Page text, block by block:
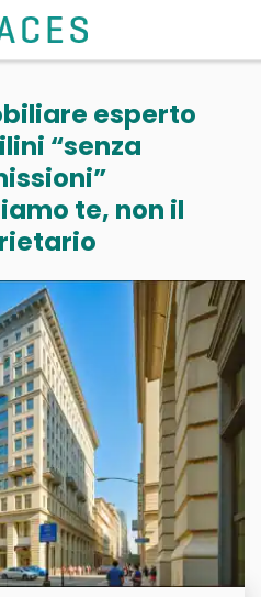
esperto
“senza
te, non il